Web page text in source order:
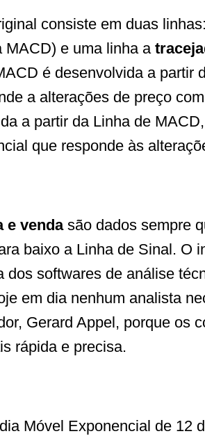
consiste em duas
MACD) e uma linha a
é desenvolvida a partir
a alterações de preço
a partir da Linha de
que responde às
e vendasão dados sempre
baixo a Linha de Sinal. O
dos softwares de análise
em dia nenhum analista
Gerard Appel, porque os
rápida e precisa.
Móvel Exponencial de 12